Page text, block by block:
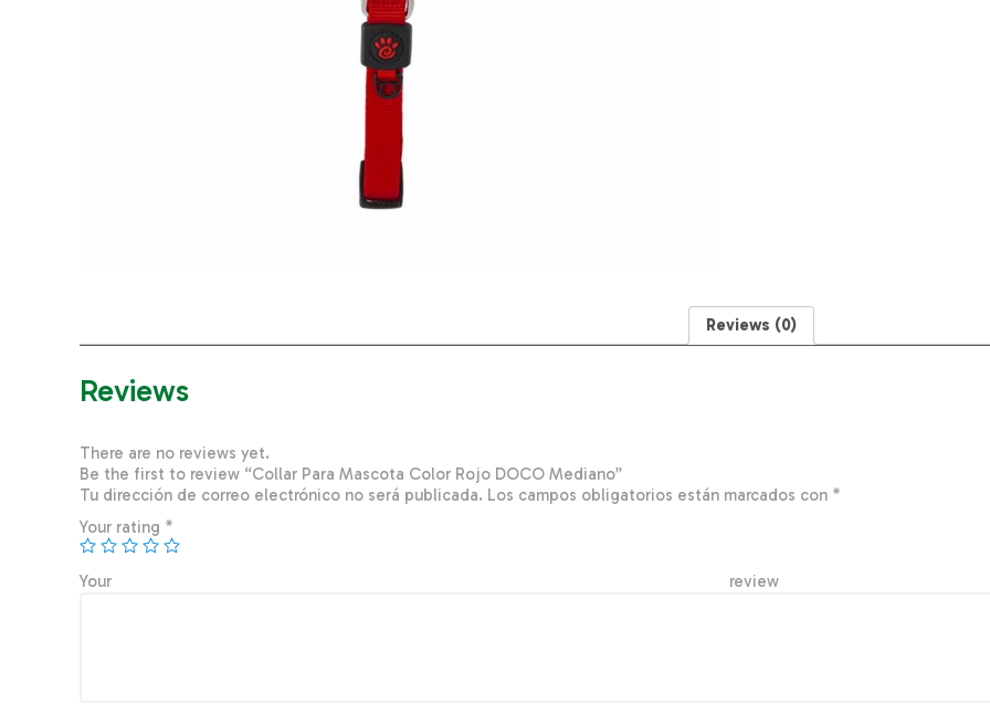
Reviews (0)
Reviews
There are no reviews yet.
Be the first to review “Collar Para Mascota Color Rojo DOCO Mediano”
Tu dirección de correo electrónico no será publicada. Los campos obligatorios están marcados con *
Your rating *
Your